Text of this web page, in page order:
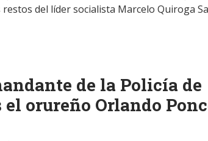
del líder socialista Marcelo Quiroga
de la Policía de
el orureño Orlando